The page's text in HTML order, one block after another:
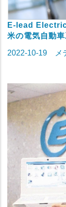
E-lead
米の電気自動
2022-10-19 メ